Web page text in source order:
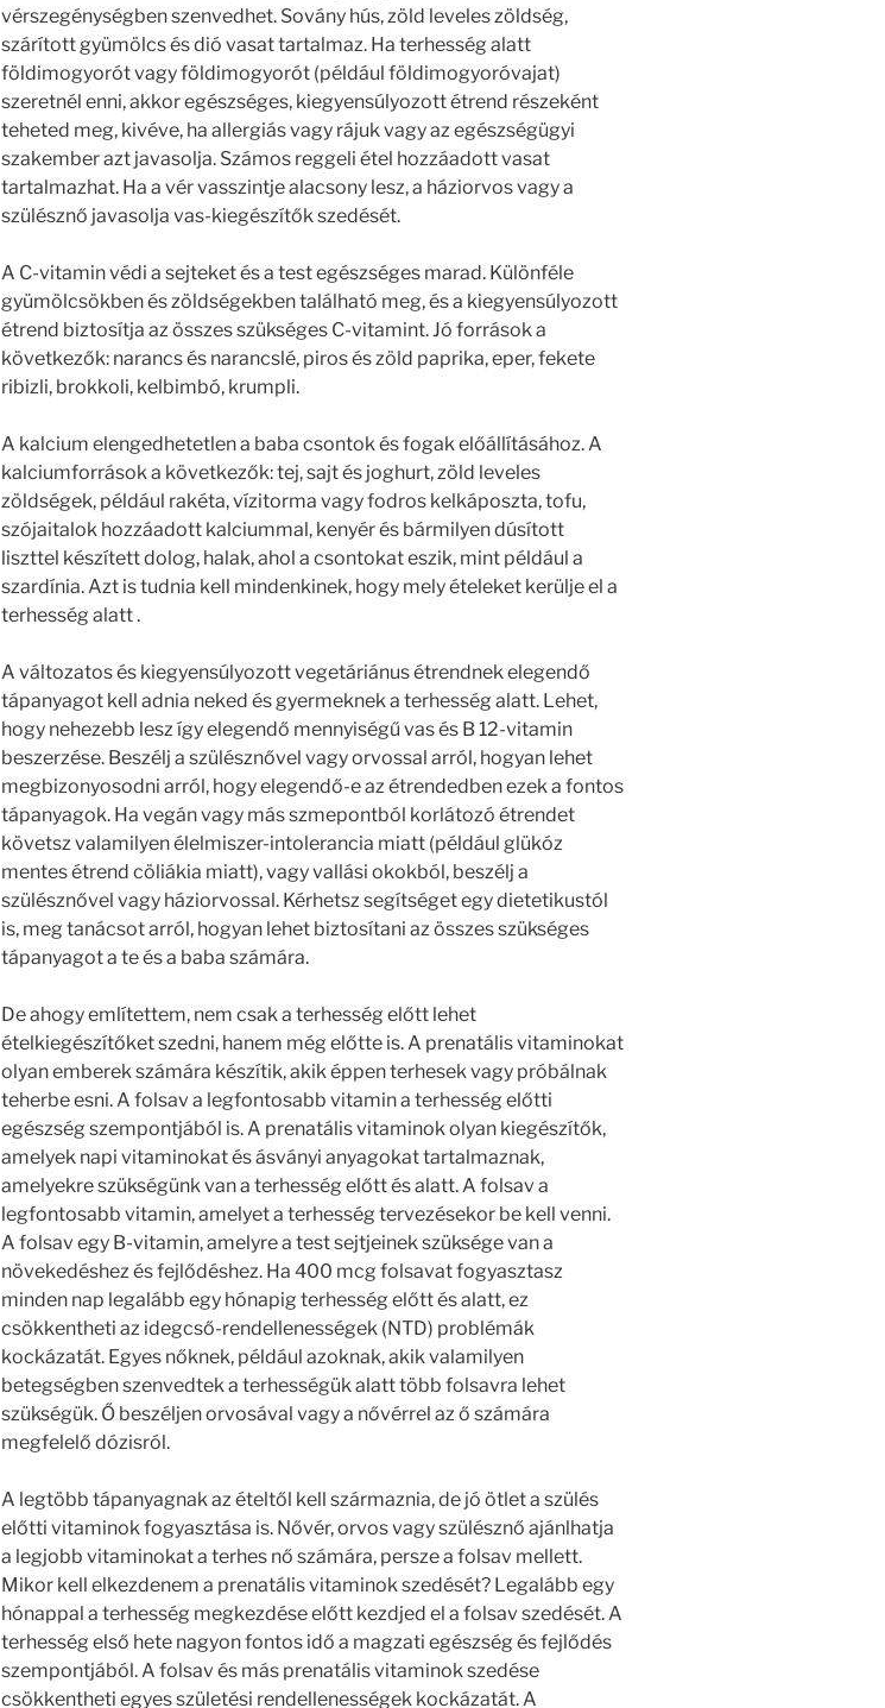
vérszegénységben szenvedhet. Sovány hús, zöld leveles zöldség,
szárított gyümölcs és dió vasat tartalmaz. Ha terhesség alatt
földimogyorót vagy földimogyorót (például földimogyoróvajat)
szeretnél enni, akkor egészséges, kiegyensúlyozott étrend részeként
teheted meg, kivéve, ha allergiás vagy rájuk vagy az egészségügyi
szakember azt javasolja. Számos reggeli étel hozzáadott vasat
tartalmazhat. Ha a vér vasszintje alacsony lesz, a háziorvos vagy a
szülésznő javasolja vas-kiegészítők szedését.
A C-vitamin védi a sejteket és a test egészséges marad. Különféle
gyümölcsökben és zöldségekben található meg, és a kiegyensúlyozott
étrend biztosítja az összes szükséges C-vitamint. Jó források a
következők: narancs és narancslé, piros és zöld paprika, eper, fekete
ribizli, brokkoli, kelbimbó, krumpli.
A kalcium elengedhetetlen a baba csontok és fogak előállításához. A
kalciumforrások a következők: tej, sajt és joghurt, zöld leveles
zöldségek, például rakéta, vízitorma vagy fodros kelkáposzta, tofu,
szójaitalok hozzáadott kalciummal, kenyér és bármilyen dúsított
liszttel készített dolog, halak, ahol a csontokat eszik, mint például a
szardínia. Azt is tudnia kell mindenkinek, hogy mely ételeket kerülje el a
terhesség alatt .
A változatos és kiegyensúlyozott vegetáriánus étrendnek elegendő
tápanyagot kell adnia neked és gyermeknek a terhesség alatt. Lehet,
hogy nehezebb lesz így elegendő mennyiségű vas és B 12-vitamin
beszerzése. Beszélj a szülésznővel vagy orvossal arról, hogyan lehet
megbizonyosodni arról, hogy elegendő-e az étrendedben ezek a fontos
tápanyagok. Ha vegán vagy más szmepontból korlátozó étrendet
követsz valamilyen élelmiszer-intolerancia miatt (például glükóz
mentes étrend cöliákia miatt), vagy vallási okokból, beszélj a
szülésznővel vagy háziorvossal. Kérhetsz segítséget egy dietetikustól
is, meg tanácsot arról, hogyan lehet biztosítani az összes szükséges
tápanyagot a te és a baba számára.
De ahogy említettem, nem csak a terhesség előtt lehet
ételkiegészítőket szedni, hanem még előtte is. A prenatális vitaminokat
olyan emberek számára készítik, akik éppen terhesek vagy próbálnak
teherbe esni. A folsav a legfontosabb vitamin a terhesség előtti
egészség szempontjából is. A prenatális vitaminok olyan kiegészítők,
amelyek napi vitaminokat és ásványi anyagokat tartalmaznak,
amelyekre szükségünk van a terhesség előtt és alatt. A folsav a
legfontosabb vitamin, amelyet a terhesség tervezésekor be kell venni.
A folsav egy B-vitamin, amelyre a test sejtjeinek szüksége van a
növekedéshez és fejlődéshez. Ha 400 mcg folsavat fogyasztasz
minden nap legalább egy hónapig terhesség előtt és alatt, ez
csökkentheti az idegcső-rendellenességek (NTD) problémák
kockázatát. Egyes nőknek, például azoknak, akik valamilyen
betegségben szenvedtek a terhességük alatt több folsavra lehet
szükségük. Ő beszéljen orvosával vagy a nővérrel az ő számára
megfelelő dózisról.
A legtöbb tápanyagnak az ételtől kell származnia, de jó ötlet a szülés
előtti vitaminok fogyasztása is. Nővér, orvos vagy szülésznő ajánlhatja
a legjobb vitaminokat a terhes nő számára, persze a folsav mellett.
Mikor kell elkezdenem a prenatális vitaminok szedését? Legalább egy
hónappal a terhesség megkezdése előtt kezdjed el a folsav szedését. A
terhesség első hete nagyon fontos idő a magzati egészség és fejlődés
szempontjából. A folsav és más prenatális vitaminok szedése
csökkentheti egyes születési rendellenességek kockázatát. A